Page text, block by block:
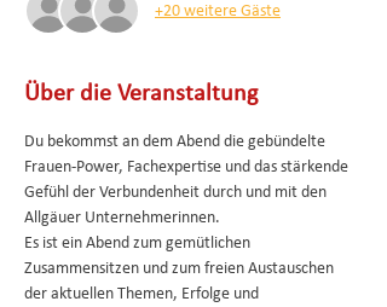
+20 weitere Gäste
Über die Veranstaltung
Du bekommst an dem Abend die gebündelte
Frauen-Power, Fachexpertise und das stärkende
Gefühl der Verbundenheit durch und mit den
Allgäuer Unternehmerinnen.
Es ist ein Abend zum gemütlichen
Zusammensitzen und zum freien Austauschen
der aktuellen Themen, Erfolge und